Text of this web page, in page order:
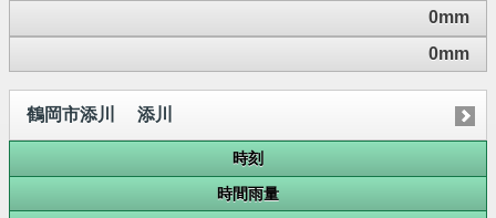
0mm
0mm
鶴岡市添川 添川
時刻
時間雨量